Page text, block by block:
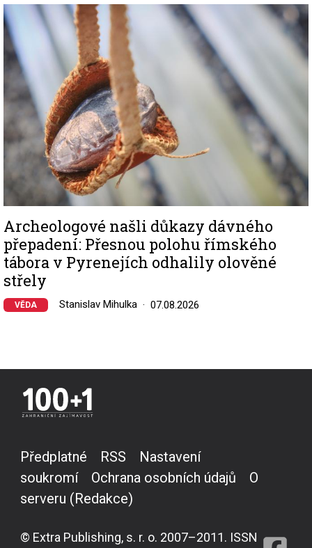
Image
Archeologové našli důkazy dávného
přepadení: Přesnou polohu římského
tábora v Pyrenejích odhalily olověné
střely
VĚDA Stanislav Mihulka 07.08.2026
Předplatné RSS
Nastavení
soukromí
Ochrana osobních údajů
O
serveru (Redakce)
© Extra Publishing, s. r. o. 2007–2011. ISSN